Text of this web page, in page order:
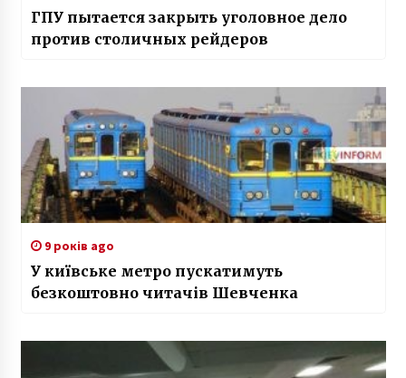
ГПУ пытается закрыть уголовное дело
против столичных рейдеров
9 років ago
У київське метро пускатимуть
безкоштовно читачів Шевченка